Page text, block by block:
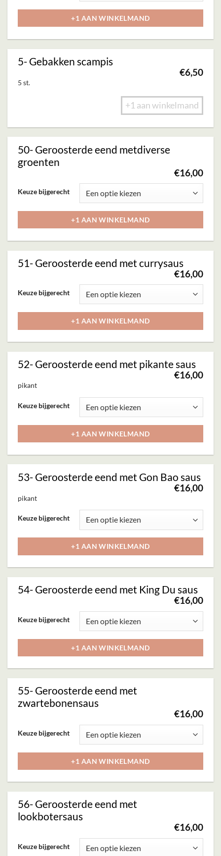
productpagina
heeft
variaties.
Deze
optie
kan
de
productpagina
+1 AAN WINKELMAND
5- Gebakken scampis
€6,50
5 st.
+1 aan winkelmand
50- Geroosterde eend metdiverse
groenten
€16,00
product
heeft
meerdere
variaties.
Deze
optie
gekozen
productpagina
Keuze bijgerecht
+1 AAN WINKELMAND
51- Geroosterde eend met currysaus
€16,00
product
heeft
variaties.
Deze
optie
kan
worden
op
Keuze bijgerecht
+1 AAN WINKELMAND
52- Geroosterde eend met pikante saus
€16,00
pikant
product
heeft
variaties.
Deze
optie
kan
worden
op
Keuze bijgerecht
+1 AAN WINKELMAND
53- Geroosterde eend met Gon Bao saus
€16,00
pikant
product
heeft
variaties.
Deze
optie
gekozen
productpagina
Keuze bijgerecht
+1 AAN WINKELMAND
54- Geroosterde eend met King Du saus
€16,00
product
heeft
variaties.
Deze
optie
kan
worden
op
Keuze bijgerecht
+1 AAN WINKELMAND
55- Geroosterde eend met
zwartebonensaus
€16,00
product
heeft
variaties.
Deze
optie
kan
worden
Keuze bijgerecht
+1 AAN WINKELMAND
56- Geroosterde eend met
lookbotersaus
€16,00
product
Keuze bijgerecht